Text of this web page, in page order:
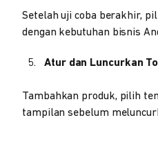
Setelah uji coba berakhir,
dengan kebutuhan bisnis
Atur dan Luncurkan
Tambahkan produk, pilih
tampilan sebelum